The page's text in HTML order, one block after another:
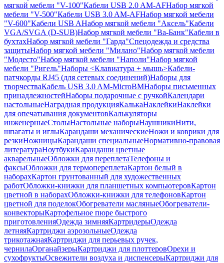
мягкой мебели "V-100"Кабели USB 2.0 AM-AFНабор мягкой
мебели "V-500"Кабели USB 3.0 AM-AFНабор мягкой мебели
"V-600"Кабели USB AНабор мягкой мебели "Аксель"Кабели
VGA/SVGA (D-SUB)Набор мягкой мебели "Ва-Банк"Кабели в
бухтахНабор мягкой мебели "Гарда"Спецодежда и средства
защитыНабор мягкой мебели "Милано"Набор мягкой мебели
"Модесто"Набор мягкой мебели "Наполи"Набор мягкой
мебели "Ригель"Наборы <Клавиатура + мышь>Кабели-
патчкорды RJ45 (для сетевых соединений)Наборы для
творчестваКабель USB 3.0 AM-MicroBMНаборы письменных
принадлежностейНаборы подарочные с ручкойКалендари
настольныеНаградная продукцияКалькаНаклейкиНаклейки
для опечатывания документовКалькуляторы
инженерныеСтолыНастольные наборыНаушникиНити,
шпагаты и иглыКарандаши механическиеНожи и коврики для
резкиНожницыКарандаши специальныеНормативно-правовая
литератураНоутбукиКарандаши цветные
акварельныеОбложки для переплетаТелефоны и
факсыОбложки для термопереплетаКартон белый в
наборахКартон грунтованный для художественных
работОбложки-книжки для планшетных компьютеровКартон
цветной в наборахОбложки-книжки для телефоновКартон
цветной для поделокОбогреватели масляныеОбогреватели-
конвекторыКартофельное пюре быстрого
приготовленияОдежда зимняяКартридерыОдежда
летняяКартриджи аэрозольныеОдежда
трикотажнаяКартриджи для перьевых ручек,
чернилаОрганайзерыКартриджи для плоттеровОрехи и
сухофруктыОсвежители воздуха и диспенсерыКартриджи для